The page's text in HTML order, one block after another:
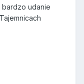
bardzo udanie